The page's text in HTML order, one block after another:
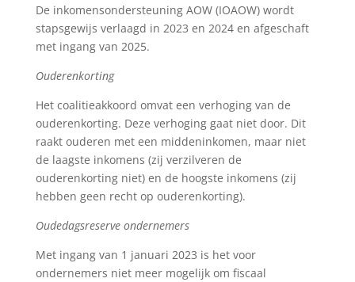
De inkomensondersteuning AOW (IOAOW) wordt
stapsgewijs verlaagd in 2023 en 2024 en afgeschaft
met ingang van 2025.
Ouderenkorting
Het coalitieakkoord omvat een verhoging van de
ouderenkorting. Deze verhoging gaat niet door. Dit
raakt ouderen met een middeninkomen, maar niet
de laagste inkomens (zij verzilveren de
ouderenkorting niet) en de hoogste inkomens (zij
hebben geen recht op ouderenkorting).
Oudedagsreserve ondernemers
Met ingang van 1 januari 2023 is het voor
ondernemers niet meer mogelijk om fiscaal